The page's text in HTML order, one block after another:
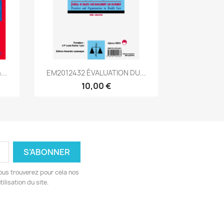
Aperçu rapide
EM2012432 ÉVALUATION DU...
10,00 €
trouverez pour cela nos
du site.